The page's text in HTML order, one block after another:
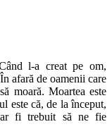
l-a creat pe om,
afară de oamenii care
moară. Moartea este
este că, de la început,
ar fi trebuit să ne fie